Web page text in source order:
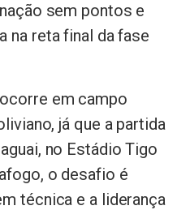
sem pontos e
na reta final da fase
em campo
já que a partida
no Estádio Tigo
o desafio é
técnica e a liderança